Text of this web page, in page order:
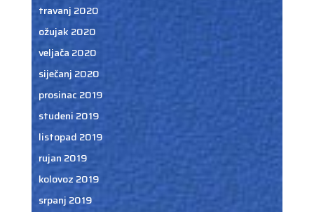
travanj 2020
ožujak 2020
veljača 2020
siječanj 2020
prosinac 2019
studeni 2019
listopad 2019
rujan 2019
kolovoz 2019
srpanj 2019